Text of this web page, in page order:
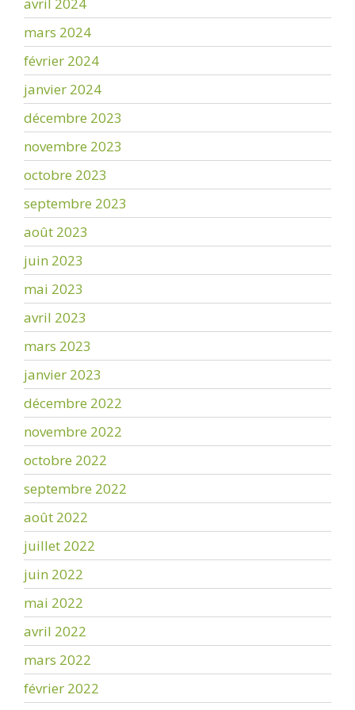
mars 2024
février 2024
janvier 2024
décembre 2023
novembre 2023
octobre 2023
septembre 2023
août 2023
juin 2023
mai 2023
avril 2023
mars 2023
janvier 2023
décembre 2022
novembre 2022
octobre 2022
septembre 2022
août 2022
juillet 2022
juin 2022
mai 2022
avril 2022
mars 2022
février 2022